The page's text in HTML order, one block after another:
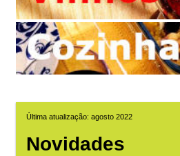
Última atualização: agosto 2022
Novidades